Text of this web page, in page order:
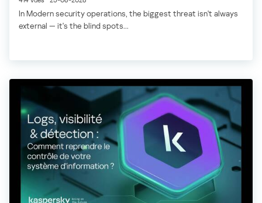
In Modern security operations, the biggest threat isn't always
external — it's the blind spots...